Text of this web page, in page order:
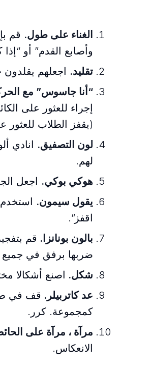
الغناء على طول. قم
وأصابع القدم” أو
تقليد. اجعلهم يقلدون
“أنا جاسوس” مع
إجراء للعثور على
(يقفز الطلاب
لون التصفيق. انادي
لهم.
هوكي بوكي. اجعل
يقول سيمون.
اقفز”.
بالون بونانزا. قم
ضربها برفق في جميع
شكل. اصنع أشكالا
عد كاتربيلر. قف في
كمجموعة. كرر.
مرآة ، مرآة على
الانعكاس.